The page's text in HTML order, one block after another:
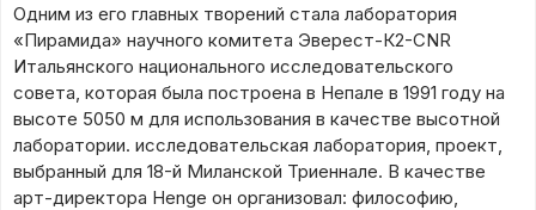
Одним из его главных творений стала лаборатория
«Пирамида» научного комитета Эверест-К2-CNR
Итальянского национального исследовательского
совета, которая была построена в Непале в 1991 году на
высоте 5050 м для использования в качестве высотной
лаборатории. исследовательская лаборатория, проект,
выбранный для 18-й Миланской Триеннале. В качестве
арт-директора Henge он организовал: философию,